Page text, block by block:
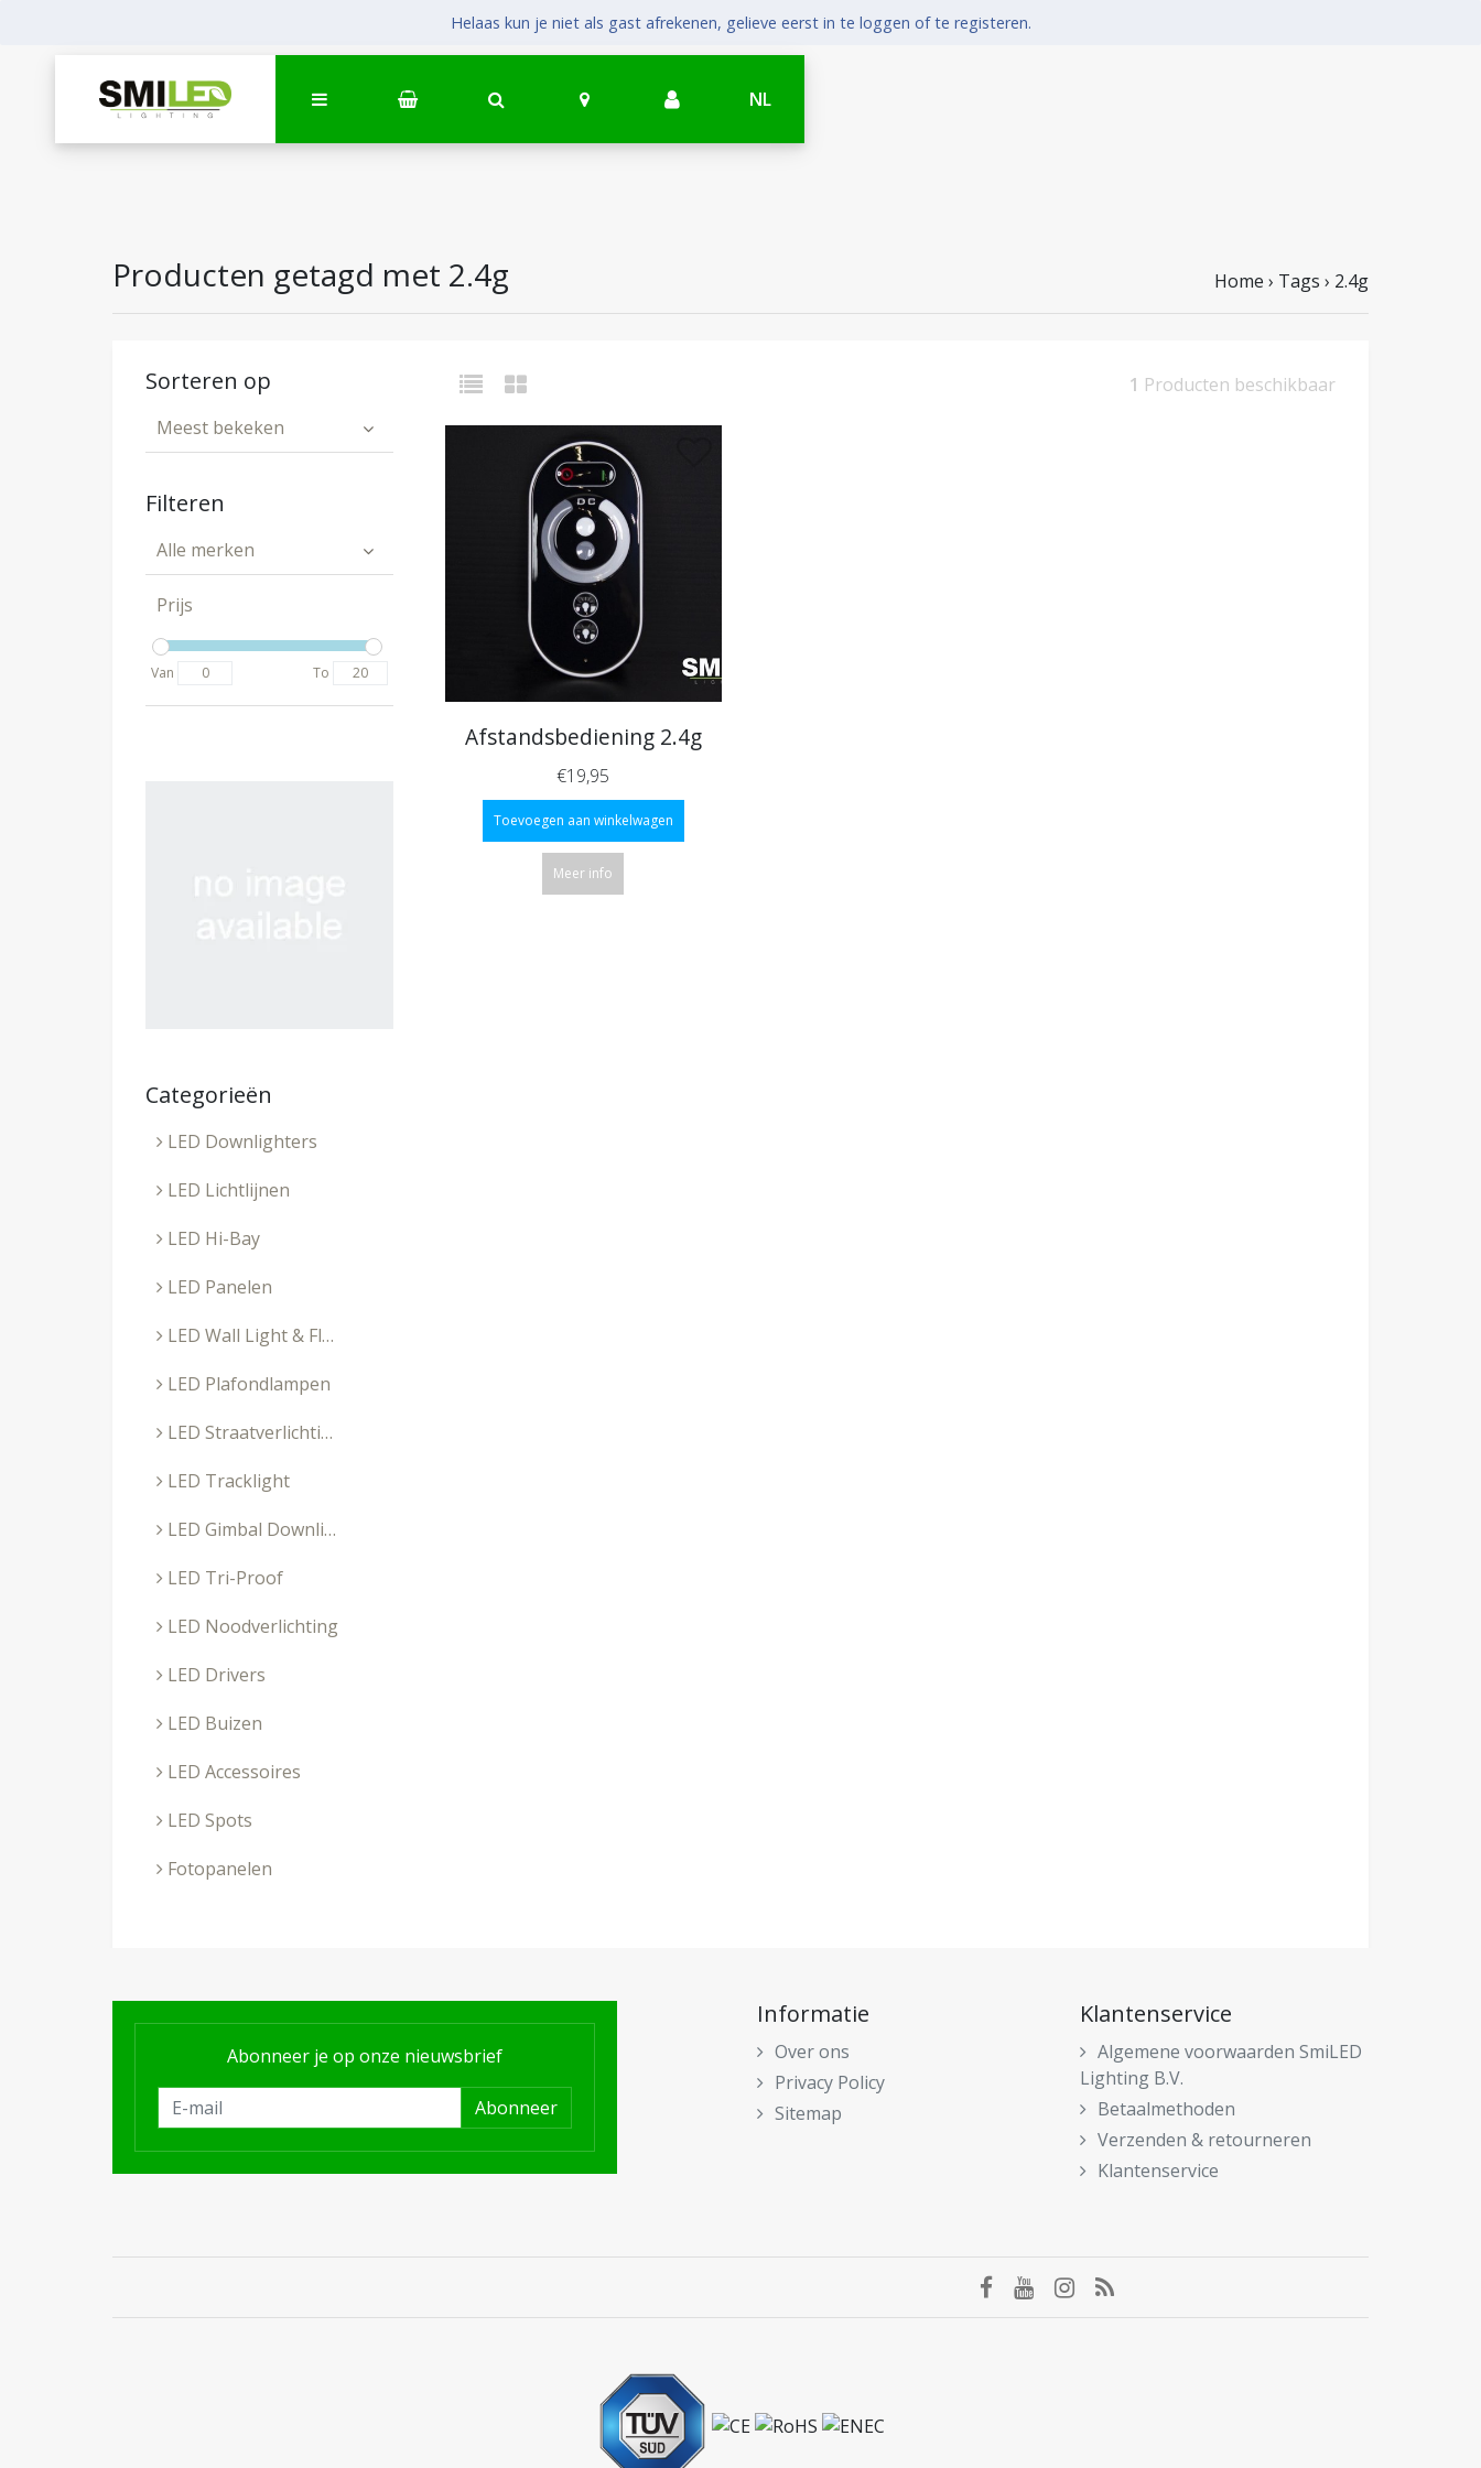
NL
Helaas kun je niet als gast afrekenen, gelieve eerst in te loggen of te registeren.
Producten getagd met 2.4g Home › Tags › 2.4g
1 Producten beschikbaar
Sorteren op
Meest bekeken
Filteren
Alle merken
Prijs
Van To
Categorieën
LED Downlighters
LED Lichtlijnen
LED Hi-Bay
LED Panelen
LED Wall Light & Floodlight
LED Plafondlampen
LED Straatverlichting
LED Tracklight
LED Gimbal Downlighters
LED Tri-Proof
LED Noodverlichting
LED Drivers
LED Buizen
LED Accessoires
LED Spots
Fotopanelen
Afstandsbediening 2.4g
€19,95
Toevoegen aan winkelwagen
Meer info
Abonneer je op onze nieuwsbrief
Abonneer
Informatie
Over ons
Privacy Policy
Sitemap
Klantenservice
Algemene voorwaarden SmiLED
Lighting B.V.
Betaalmethoden
Verzenden & retourneren
Klantenservice